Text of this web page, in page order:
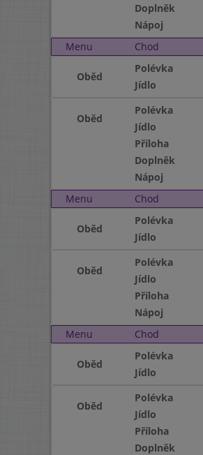
Doplněk
Nápoj
Menu
Chod
Oběd
Polévka
Jídlo
Oběd
Polévka
Jídlo
Příloha
Doplněk
Nápoj
Menu
Chod
Oběd
Polévka
Jídlo
Oběd
Polévka
Jídlo
Příloha
Nápoj
Menu
Chod
Oběd
Polévka
Jídlo
Oběd
Polévka
Jídlo
Příloha
Doplněk